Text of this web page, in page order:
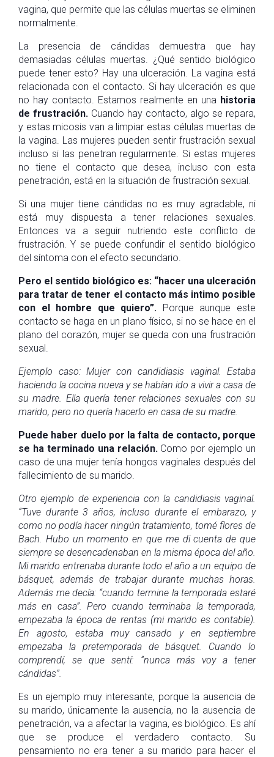
vagina, que permite que las células muertas se eliminen
normalmente.
La presencia de cándidas demuestra que hay
demasiadas células muertas. ¿Qué sentido biológico
puede tener esto? Hay una ulceración. La vagina está
relacionada con el contacto. Si hay ulceración es que
no hay contacto. Estamos realmente en una historia
de frustración. Cuando hay contacto, algo se repara,
y estas micosis van a limpiar estas células muertas de
la vagina. Las mujeres pueden sentir frustración sexual
incluso si las penetran regularmente. Si estas mujeres
no tiene el contacto que desea, incluso con esta
penetración, está en la situación de frustración sexual.
Si una mujer tiene cándidas no es muy agradable, ni
está muy dispuesta a tener relaciones sexuales.
Entonces va a seguir nutriendo este conflicto de
frustración. Y se puede confundir el sentido biológico
del síntoma con el efecto secundario.
Pero el sentido biológico es: “hacer una ulceración
para tratar de tener el contacto más intimo posible
con el hombre que quiero”. Porque aunque este
contacto se haga en un plano físico, si no se hace en el
plano del corazón, mujer se queda con una frustración
sexual.
Ejemplo caso: Mujer con candidiasis vaginal. Estaba
haciendo la cocina nueva y se habían ido a vivir a casa de
su madre. Ella quería tener relaciones sexuales con su
marido, pero no quería hacerlo en casa de su madre.
Puede haber duelo por la falta de contacto, porque
se ha terminado una relación.Como por ejemplo un
caso de una mujer tenía hongos vaginales después del
fallecimiento de su marido.
Otro ejemplo de experiencia con la candidiasis vaginal.
“Tuve durante 3 años, incluso durante el embarazo, y
como no podía hacer ningún tratamiento, tomé flores de
Bach. Hubo un momento en que me di cuenta de que
siempre se desencadenaban en la misma época del año.
Mi marido entrenaba durante todo el año a un equipo de
básquet, además de trabajar durante muchas horas.
Además me decía: “cuando termine la temporada estaré
más en casa”. Pero cuando terminaba la temporada,
empezaba la época de rentas (mi marido es contable).
En agosto, estaba muy cansado y en septiembre
empezaba la pretemporada de básquet. Cuando lo
comprendí, se que sentí: “nunca más voy a tener
cándidas”.
Es un ejemplo muy interesante, porque la ausencia de
su marido, únicamente la ausencia, no la ausencia de
penetración, va a afectar la vagina, es biológico. Es ahí
que se produce el verdadero contacto. Su
pensamiento no era tener a su marido para hacer el